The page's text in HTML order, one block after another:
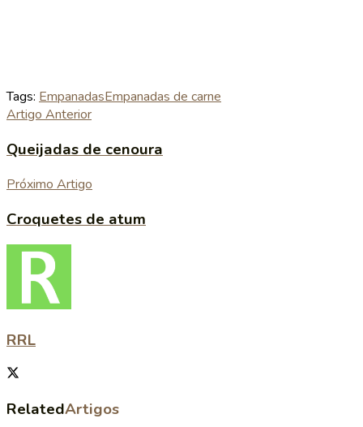
Tags: EmpanadasEmpanadas de carne
Artigo Anterior
Queijadas de cenoura
Próximo Artigo
Croquetes de atum
RRL
RelatedArtigos